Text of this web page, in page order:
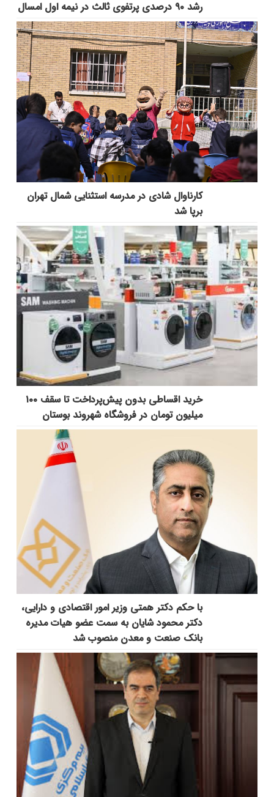
رشد ۹۰ درصدی پرتفوی ثالث در نیمه اول امسال
کارناوال شادی در مدرسه استثنایی شمال تهران
برپا شد
خرید اقساطی بدون پیش‌پرداخت تا سقف ۱۰۰
میلیون تومان در فروشگاه شهروند بوستان
با حکم دکتر همتی وزیر امور اقتصادی و دارایی،
دکتر محمود شایان به سمت عضو هیات مدیره
بانک صنعت و معدن منصوب شد